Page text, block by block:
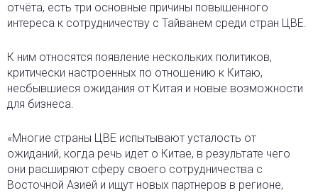
отчёта, есть три основные причины повышенного
интереса к сотрудничеству с Тайванем среди стран ЦВЕ.
К ним относятся появление нескольких политиков,
критически настроенных по отношению к Китаю,
несбывшиеся ожидания от Китая и новые возможности
для бизнеса.
«Многие страны ЦВЕ испытывают усталость от
ожиданий, когда речь идет о Китае, в результате чего
они расширяют сферу своего сотрудничества с
Восточной Азией и ищут новых партнеров в регионе,